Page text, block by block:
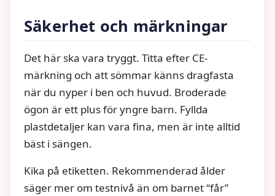
Säkerhet och märkningar
Det här ska vara tryggt. Titta efter CE-
märkning och att sömmar känns dragfasta
när du nyper i ben och huvud. Broderade
ögon är ett plus för yngre barn. Fyllda
plastdetaljer kan vara fina, men är inte alltid
bäst i sängen.
Kika på etiketten. Rekommenderad ålder
säger mer om testnivå än om barnet “får”